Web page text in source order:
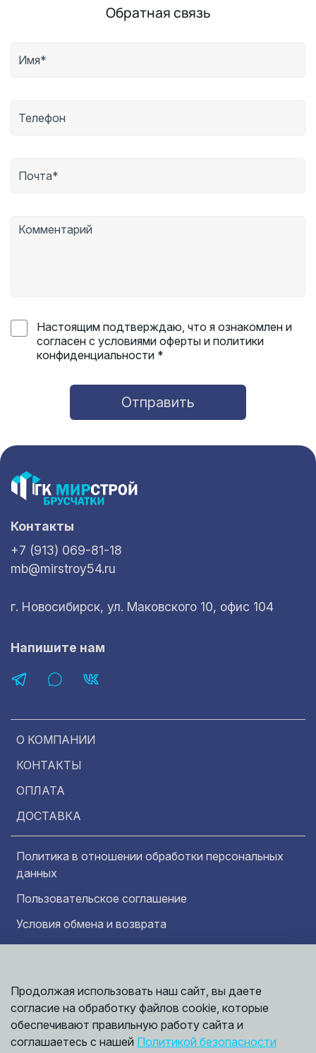
Обратная связь
Настоящим подтверждаю, что я ознакомлен и
согласен с условиями оферты и политики
конфиденциальности *
Отправить
О КОМПАНИИ
КОНТАКТЫ
ОПЛАТА
ДОСТАВКА
Политика в отношении обработки персональных
данных
Пользовательское соглашение
Условия обмена и возврата
Контакты
+7 (913) 069-81-18
mb@mirstroy54.ru
г. Новосибирск, ул. Маковского 10, офис 104
Напишите нам
©
Информация представленная на сайте
носит исключительно ознакомительный
характер и ни при каких условиях не может
считаться публичной офертой. Точные
сведения о ценах, условиях продажи и
Продолжая использовать наш сайт, вы даете
согласие на обработку файлов cookie, которые
обеспечивают правильную работу сайта и
соглашаетесь с нашей Политикой безопасности